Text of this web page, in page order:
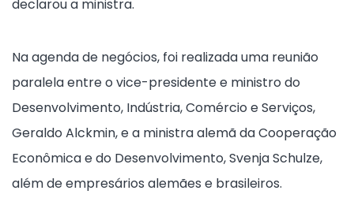
declarou a ministra.
Na agenda de negócios, foi realizada uma reunião
paralela entre o vice-presidente e ministro do
Desenvolvimento, Indústria, Comércio e Serviços,
Geraldo Alckmin, e a ministra alemã da Cooperação
Econômica e do Desenvolvimento, Svenja Schulze,
além de empresários alemães e brasileiros.